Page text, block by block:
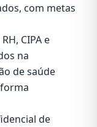
com metas
CIPA e
na
de saúde
de